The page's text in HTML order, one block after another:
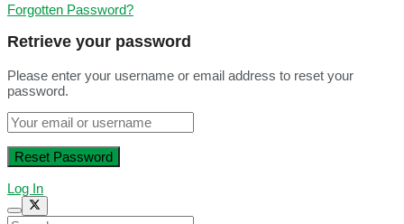
Forgotten Password?
Retrieve your password
Please enter your username or email address to reset your
password.
Log In